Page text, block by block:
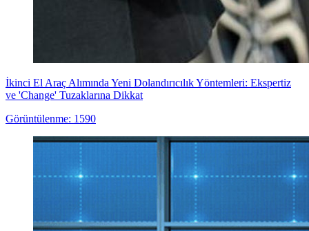
İkinci El Araç Alımında Yeni Dolandırıcılık Yöntemleri: Ekspertiz
ve 'Change' Tuzaklarına Dikkat
Görüntülenme: 1590